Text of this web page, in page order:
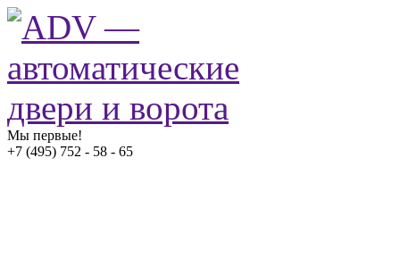
Мы первые!
+7 (495) 752 - 58 - 65